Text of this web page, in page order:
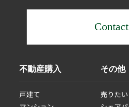
Contact
不動産購入
戸建て
その他
売りたい